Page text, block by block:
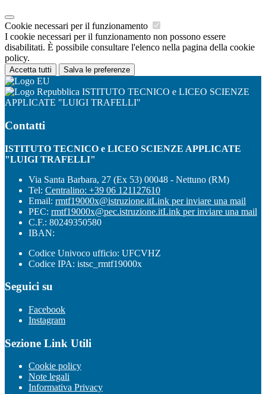
Cookie necessari per il funzionamento
I cookie necessari per il funzionamento non possono essere
disabilitati. È possibile consultare l'elenco nella pagina della cookie
policy.
Accetta tutti Salva le preferenze
ISTITUTO TECNICO e LICEO SCIENZE
APPLICATE "LUIGI TRAFELLI"
Contatti
ISTITUTO TECNICO e LICEO SCIENZE APPLICATE
"LUIGI TRAFELLI"
Via Santa Barbara, 27 (Ex 53) 00048 - Nettuno (RM)
Tel: Centralino: +39 06 121127610
Email: rmtf19000x@istruzione.itLink per inviare una mail
PEC: rmtf19000x@pec.istruzione.itLink per inviare una mail
C.F.: 80249350580
IBAN:
Codice Univoco ufficio: UFCVHZ
Codice IPA: istsc_rmtf19000x
Seguici su
Facebook
Instagram
Sezione Link Utili
Cookie policy
Note legali
Informativa Privacy